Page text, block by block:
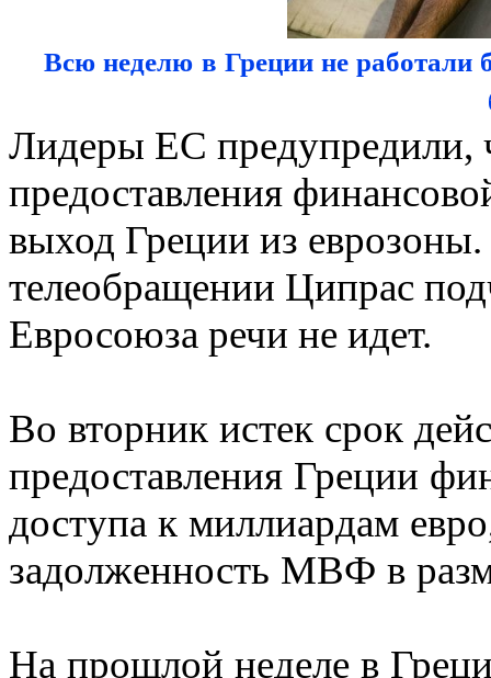
Всю неделю в Греции не работали
Лидеры ЕС предупредили,
предоставления
выход Греции из
телеобращении Ципрас
Евросоюза речи не идет.
Во вторник истек срок
предоставления Греции
доступа к миллиардам
задолженность МВФ в
На прошлой неделе в